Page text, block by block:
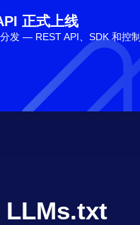
正式上线
发 — REST API、SDK 和控
LLMs.txt